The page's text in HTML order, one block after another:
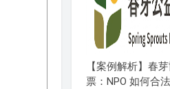
【案例解析】春
票：NPO 如何合